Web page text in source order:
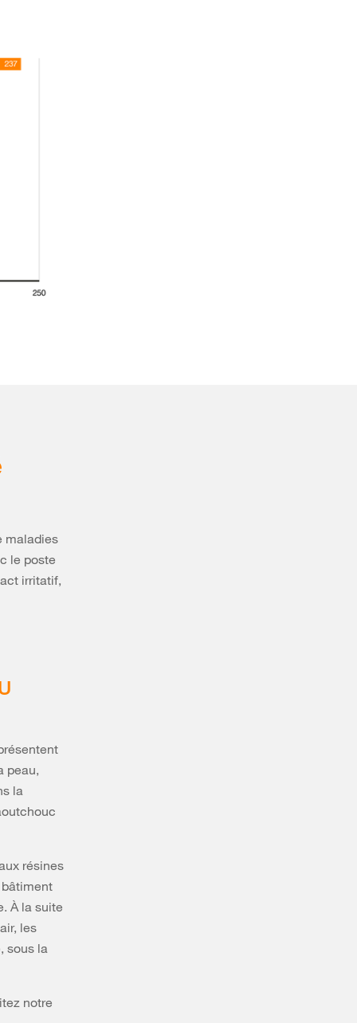
maladies
le poste
irritatif,
peau,
la
résines
À la suite
les
sous la
notre